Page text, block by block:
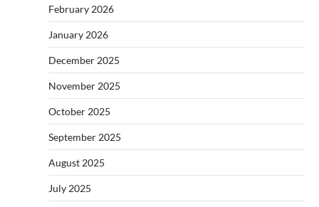
February 2026
January 2026
December 2025
November 2025
October 2025
September 2025
August 2025
July 2025